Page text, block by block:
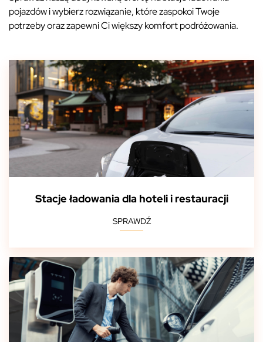
pojazdów i wybierz rozwiązanie, które zaspokoi Twoje
potrzeby oraz zapewni Ci większy komfort podróżowania.
Stacje ładowania dla hoteli i restauracji
SPRAWDŹ